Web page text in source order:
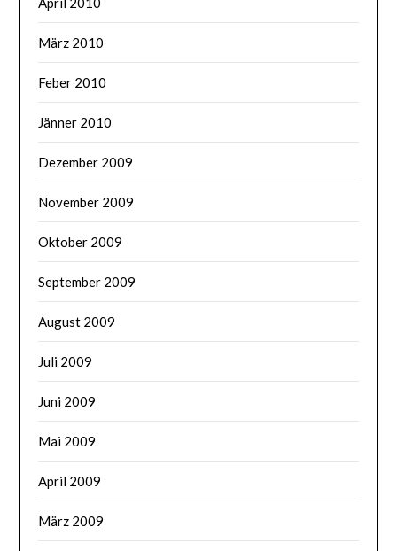
März 2010
Feber 2010
Jänner 2010
Dezember 2009
November 2009
Oktober 2009
September 2009
August 2009
Juli 2009
Juni 2009
Mai 2009
April 2009
März 2009